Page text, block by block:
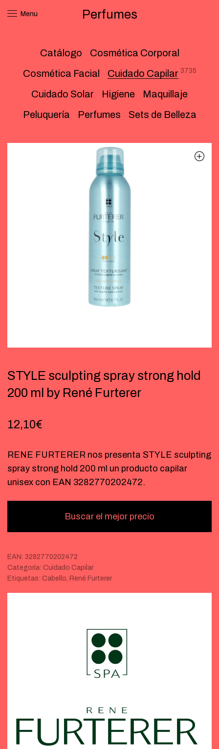
Menu Perfumes
Catálogo
Cosmética Corporal
Cosmética Facial
Cuidado Capilar 3735
Cuidado Solar Higiene
Maquillaje
Peluquería
Perfumes Sets de Belleza
STYLE sculpting spray strong hold
200 ml by René Furterer
12,10€
RENE FURTERER nos presenta STYLE sculpting
spray strong hold 200 ml un producto capilar
unisex con EAN 3282770202472.
Buscar el mejor precio
EAN: 3282770202472
Categoría: Cuidado Capilar
Etiquetas: Cabello, René Furterer